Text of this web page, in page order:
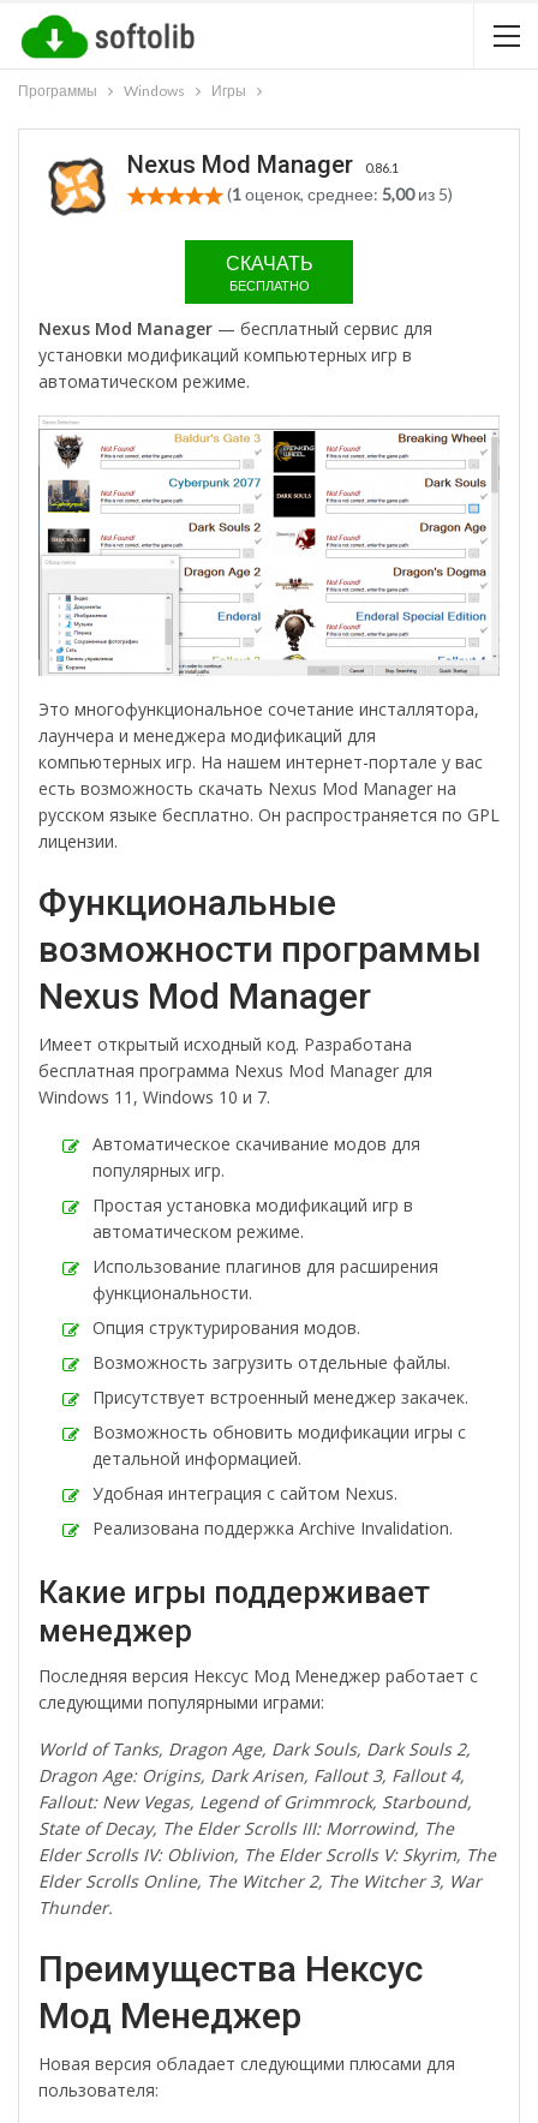
Программы Windows Игры
Nexus Mod Manager 0.86.1
(1оценок, среднее: 5,00из 5)
СКАЧАТЬ
БЕСПЛАТНО
Nexus Mod Manager — бесплатный сервис для
установки модификаций компьютерных игр в
автоматическом режиме.
Это многофункциональное сочетание инсталлятора,
лаунчера и менеджера модификаций для
компьютерных игр. На нашем интернет-портале у вас
есть возможность скачать Nexus Mod Manager на
русском языке бесплатно. Он распространяется по GPL
лицензии.
Функциональные
возможности программы
Nexus Mod Manager
Имеет открытый исходный код. Разработана
бесплатная программа Nexus Mod Manager для
Windows 11, Windows 10 и 7.
Автоматическое скачивание модов для
популярных игр.
Простая установка модификаций игр в
автоматическом режиме.
Использование плагинов для расширения
функциональности.
Опция структурирования модов.
Возможность загрузить отдельные файлы.
Присутствует встроенный менеджер закачек.
Возможность обновить модификации игры с
детальной информацией.
Удобная интеграция с сайтом Nexus.
Реализована поддержка Archive Invalidation.
Какие игры поддерживает
менеджер
Последняя версия Нексус Мод Менеджер работает с
следующими популярными играми:
World of Tanks, Dragon Age, Dark Souls, Dark Souls 2,
Dragon Age: Origins, Dark Arisen, Fallout 3, Fallout 4,
Fallout: New Vegas, Legend of Grimmrock, Starbound,
State of Decay, The Elder Scrolls III: Morrowind, The
Elder Scrolls IV: Oblivion, The Elder Scrolls V: Skyrim, The
Elder Scrolls Online, The Witcher 2, The Witcher 3, War
Thunder.
Преимущества Нексус
Мод Менеджер
Новая версия обладает следующими плюсами для
пользователя: